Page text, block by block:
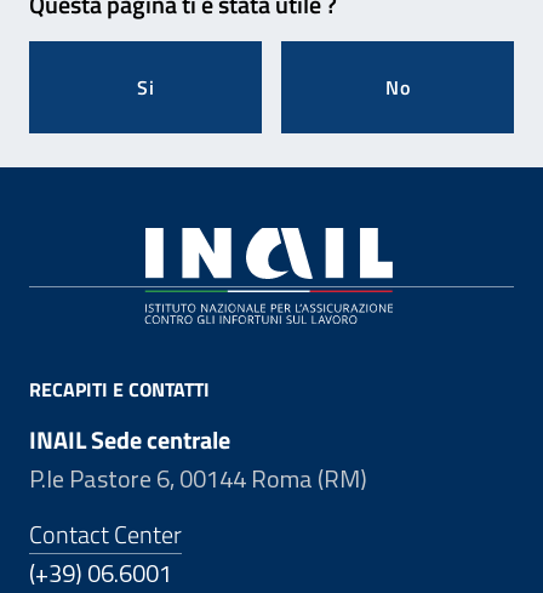
Si No
RECAPITI E CONTATTI
INAIL Sede centrale
P.le Pastore 6, 00144 Roma (RM)
Contact Center
(+39) 06.6001